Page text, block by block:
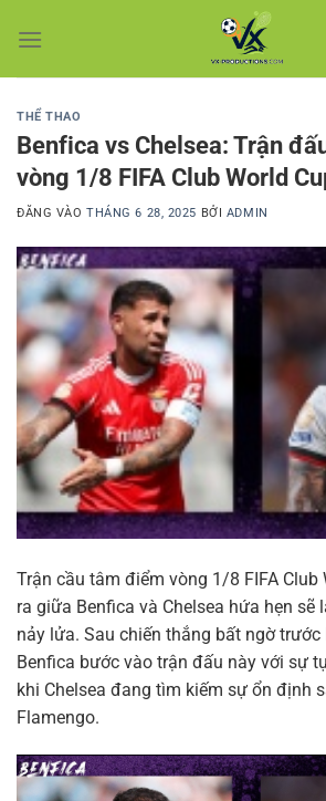
qua
THỂ THAO
Benfica vs Chelsea: Trận
vòng 1/8 FIFA Club World
ĐĂNG VÀOTHÁNG 6 28, 2025 BỞI ADMIN
Trận cầu tâm điểm vòng 1/8 FIFA Club
ra giữa Benfica và Chelsea hứa hẹn sẽ
nảy lửa. Sau chiến thắng bất ngờ trước
Benfica bước vào trận đấu này với sự
khi Chelsea đang tìm kiếm sự ổn định
Flamengo.